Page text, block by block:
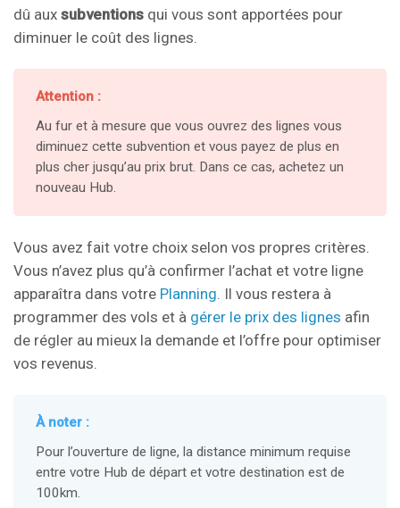
dû aux subventions qui vous sont apportées pour
diminuer le coût des lignes.
Attention :
Au fur et à mesure que vous ouvrez des lignes vous
diminuez cette subvention et vous payez de plus en
plus cher jusqu’au prix brut. Dans ce cas, achetez un
nouveau Hub.
Vous avez fait votre choix selon vos propres critères.
Vous n’avez plus qu’à confirmer l’achat et votre ligne
apparaîtra dans votre Planning . Il vous restera à
programmer des vols et à gérer le prix des lignes afin
de régler au mieux la demande et l’offre pour optimiser
vos revenus.
À noter :
Pour l’ouverture de ligne, la distance minimum requise
entre votre Hub de départ et votre destination est de
100km.